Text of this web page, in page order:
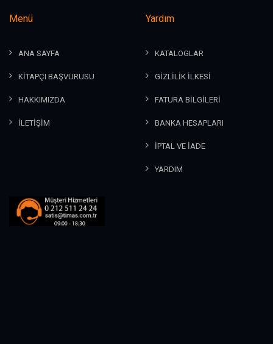
Menü
ANA SAYFA
KİTAPÇI BAŞVURUSU
HAKKIMIZDA
İLETİŞİM
Yardım
KATALOGLAR
GİZLİLİK İLKESİ
FATURA BİLGİLERİ
BANKA HESAPLARI
İPTAL VE İADE
YARDIM